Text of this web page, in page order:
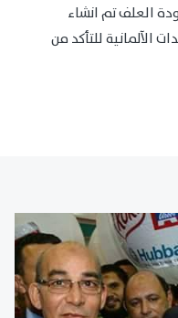
العلف تم انشاء
الآلمانية للتأكد من